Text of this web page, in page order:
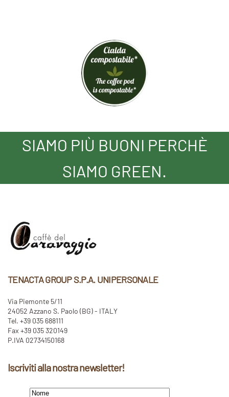
SIAMO PIÙ BUONI PERCHÈ
SIAMO GREEN.
TENACTA GROUP S.P.A. UNIPERSONALE
Via Piemonte 5/11
24052 Azzano S. Paolo (BG) - ITALY
Tel. +39 035 688111
Fax +39 035 320149
P.IVA 02734150168
Iscriviti alla nostra newsletter!